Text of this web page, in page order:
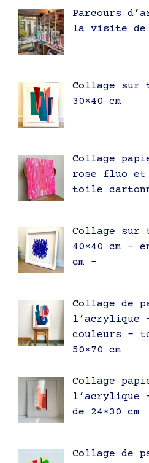
Parcours
la visite de
Collage sur
30×40 cm
Collage
rose fluo et
toile
Collage sur
40×40 cm –
cm –
Collage de
l’acrylique –
couleurs –
50×70 cm
Collage
l’acrylique
de 24×30 cm
Collage de